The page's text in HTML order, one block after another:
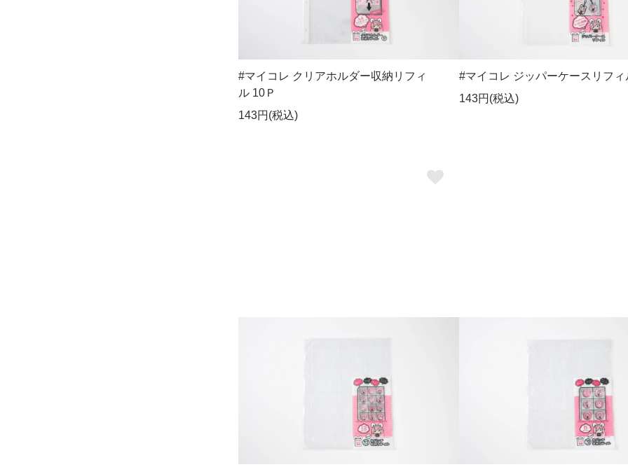
#マイコレ クリアホルダー収納リフィ
ル 10Ｐ
143円(税込)
#マイコレ ジッパーケースリフィ
143円(税込)